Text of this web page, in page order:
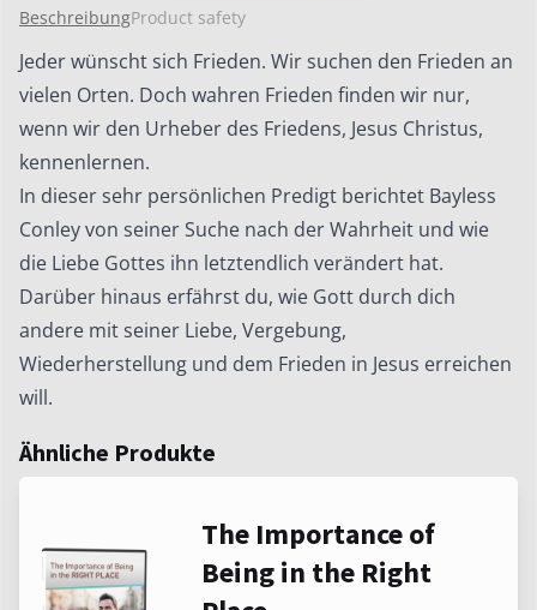
durch
uns
wirken
aber
wie?
Menge
BeschreibungProduct safety
Jeder wünscht sich Frieden. Wir suchen den Frieden an
vielen Orten. Doch wahren Frieden finden wir nur,
wenn wir den Urheber des Friedens, Jesus Christus,
kennenlernen.
In dieser sehr persönlichen Predigt berichtet Bayless
Conley von seiner Suche nach der Wahrheit und wie
die Liebe Gottes ihn letztendlich verändert hat.
Darüber hinaus erfährst du, wie Gott durch dich
andere mit seiner Liebe, Vergebung,
Wiederherstellung und dem Frieden in Jesus erreichen
will.
Ähnliche Produkte
The Importance of
Being in the Right
Dieses
Produkt
weist